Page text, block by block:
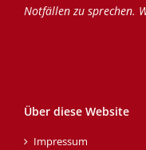
Notfällen zu sprechen.
Über diese Website
Impressum